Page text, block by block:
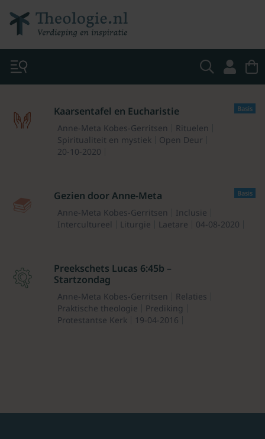
Basis
Kaarsentafel en Eucharistie
Anne-Meta Kobes-Gerritsen
Rituelen
Spiritualiteit en mystiek
Open Deur
20-10-2020
Basis
Gezien door Anne-Meta
Anne-Meta Kobes-Gerritsen
Inclusie
Intercultureel
Liturgie Laetare 04-08-2020
Preekschets Lucas 6:45b –
Startzondag
Anne-Meta Kobes-Gerritsen
Relaties
Praktische theologie
Prediking
Protestantse Kerk
19-04-2016